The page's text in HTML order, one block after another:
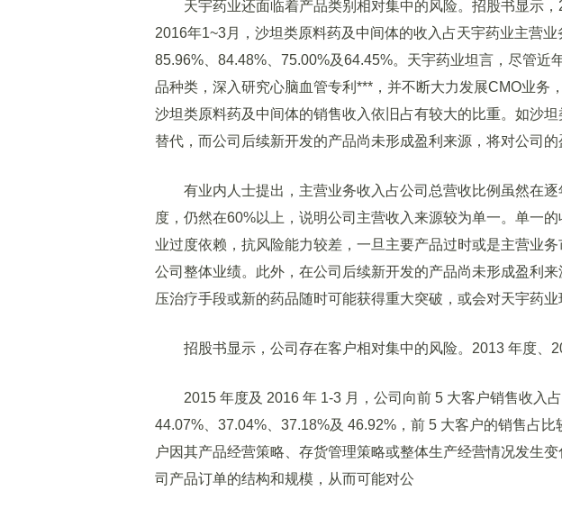
天宇药业还面临着产品类别相对集中的风险。招股书显示，
2016年1~3月，沙坦类原料药及中间体的收入占天宇药业主营
85.96%、84.48%、75.00%及64.45%。天宇药业坦言，尽管近
品种类，深入研究心脑血管专利***，并不断大力发展CMO业务
沙坦类原料药及中间体的销售收入依旧占有较大的比重。如沙
替代，而公司后续新开发的产品尚未形成盈利来源，将对公司的
有业内人士提出，主营业务收入占公司总营收比例虽然在逐
度，仍然在60%以上，说明公司主营收入来源较为单一。单一
业过度依赖，抗风险能力较差，一旦主要产品过时或是主营业
公司整体业绩。此外，在公司后续新开发的产品尚未形成盈利
压治疗手段或新的药品随时可能获得重大突破，或会对天宇药业
招股书显示，公司存在客户相对集中的风险。2013 年度、
2015 年度及 2016 年 1-3 月，公司向前 5 大客户销售收入
44.07%、37.04%、37.18%及 46.92%，前 5 大客户的销售占
户因其产品经营策略、存货管理策略或整体生产经营情况发生
司产品订单的结构和规模，从而可能对公